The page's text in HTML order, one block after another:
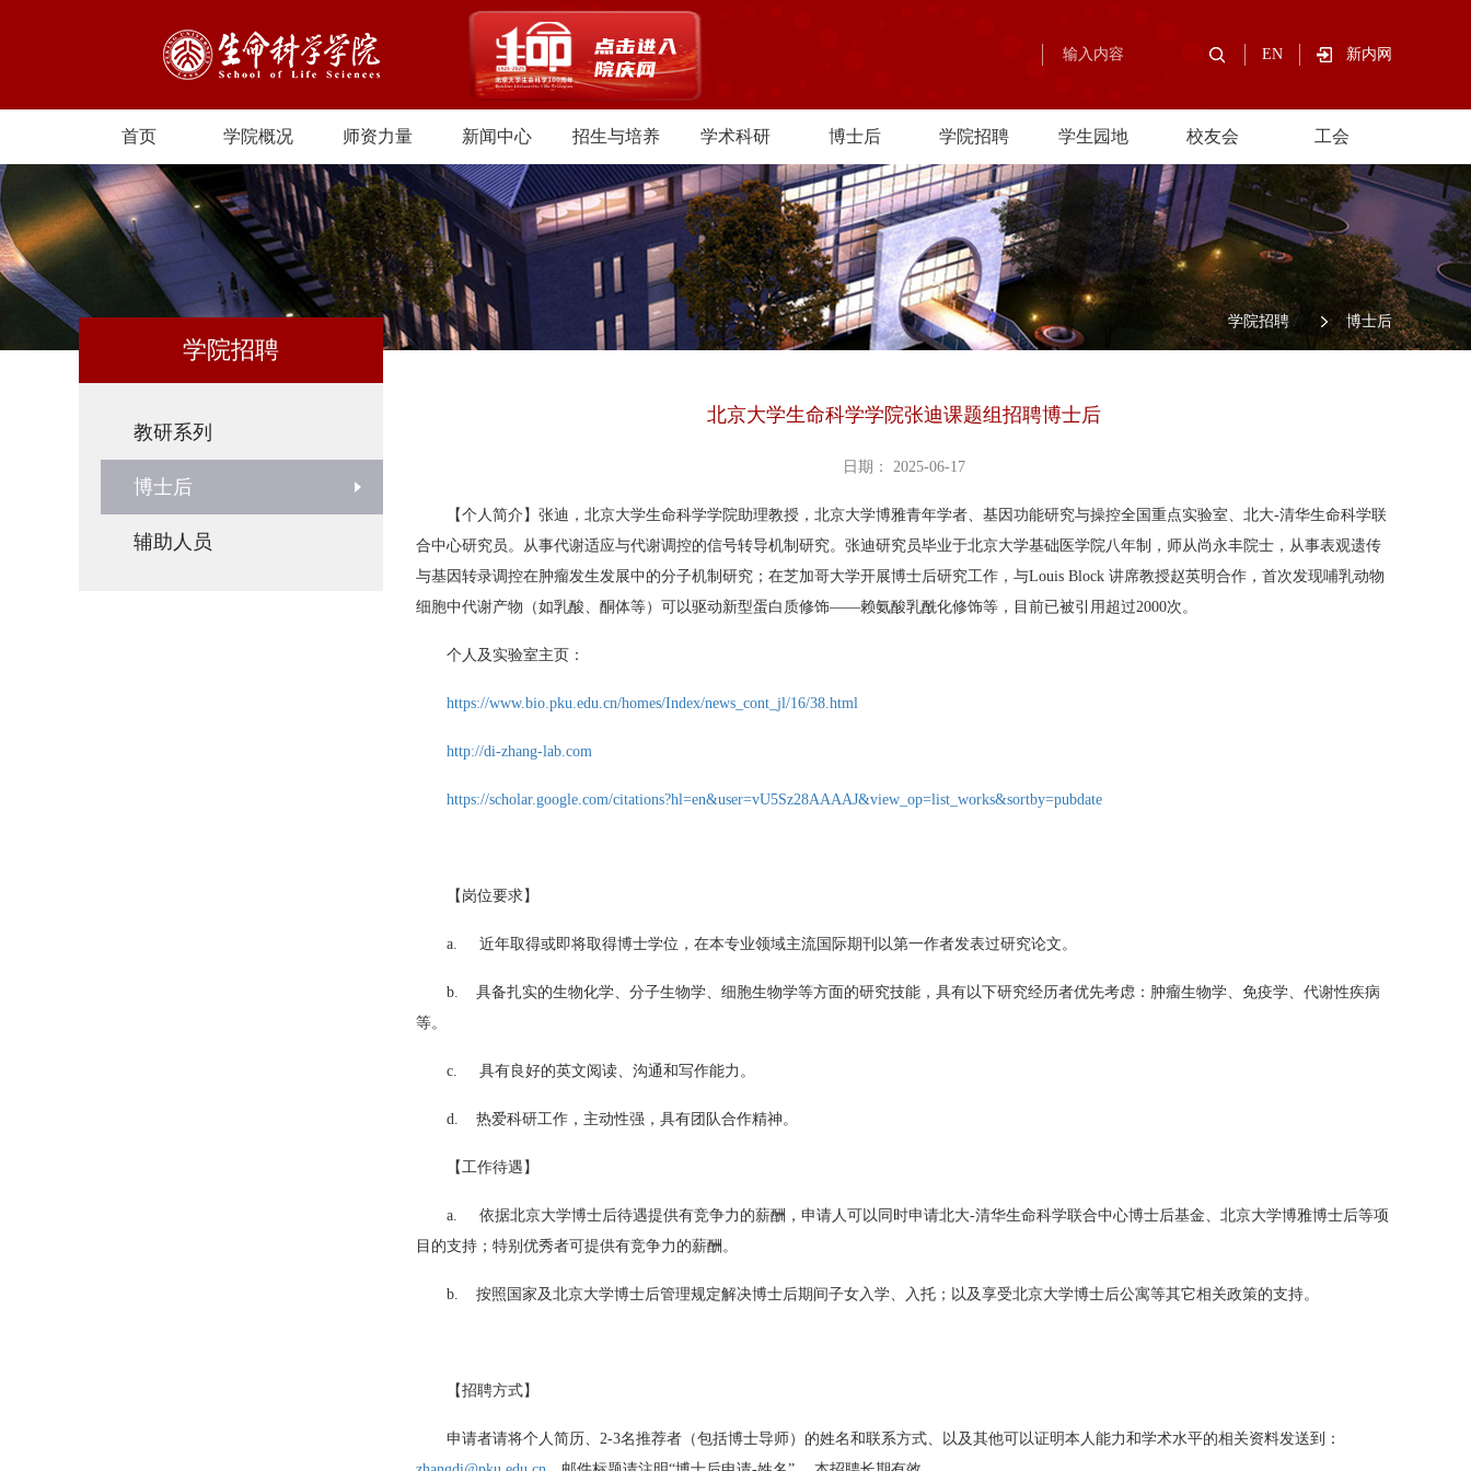
EN 新内网
首页 学院概况 师资力量 新闻中心 招生与培养 学术科研 博士后 学院招聘 学生园地 校友会 工会
/ 学院招聘 / 博士后
学院招聘
教研系列
博士后
辅助人员
北京大学生命科学学院张迪课题组招聘博士后
日期： 2025-06-17
【个人简介】张迪，北京大学生命科学学院助理教授，北京大学博雅青年学者、基因功能研究与操控全国重点实验室、北大-清华生命科学联
合中心研究员。从事代谢适应与代谢调控的信号转导机制研究。张迪研究员毕业于北京大学基础医学院八年制，师从尚永丰院士，从事表观遗传
与基因转录调控在肿瘤发生发展中的分子机制研究；在芝加哥大学开展博士后研究工作，与Louis Block 讲席教授赵英明合作，首次发现哺乳动物
细胞中代谢产物（如乳酸、酮体等）可以驱动新型蛋白质修饰——赖氨酸乳酰化修饰等，目前已被引用超过2000次。
个人及实验室主页：
https://www.bio.pku.edu.cn/homes/Index/news_cont_jl/16/38.html
http://di-zhang-lab.com
https://scholar.google.com/citations?hl=en&user=vU5Sz28AAAAJ&view_op=list_works&sortby=pubdate
【岗位要求】
a. 近年取得或即将取得博士学位，在本专业领域主流国际期刊以第一作者发表过研究论文。
b. 具备扎实的生物化学、分子生物学、细胞生物学等方面的研究技能，具有以下研究经历者优先考虑：肿瘤生物学、免疫学、代谢性疾病
等。
c. 具有良好的英文阅读、沟通和写作能力。
d. 热爱科研工作，主动性强，具有团队合作精神。
【工作待遇】
a. 依据北京大学博士后待遇提供有竞争力的薪酬，申请人可以同时申请北大-清华生命科学联合中心博士后基金、北京大学博雅博士后等项
目的支持；特别优秀者可提供有竞争力的薪酬。
b. 按照国家及北京大学博士后管理规定解决博士后期间子女入学、入托；以及享受北京大学博士后公寓等其它相关政策的支持。
【招聘方式】
申请者请将个人简历、2-3名推荐者（包括博士导师）的姓名和联系方式、以及其他可以证明本人能力和学术水平的相关资料发送到：